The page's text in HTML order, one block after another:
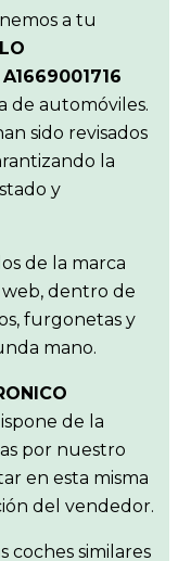
a tu
de automóviles.
sido revisados
la
y
de la marca
dentro de
furgonetas y
mano.
de la
por nuestro
en esta misma
del vendedor.
coches similares